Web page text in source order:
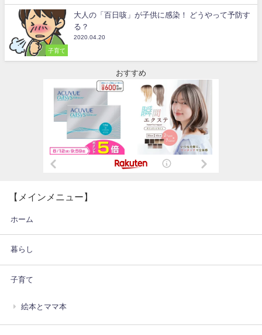
子育て
大人の「百日咳」が子供に感染！ どうやって予防す
る？
2020.04.20
おすすめ
【メインメニュー】
ホーム
暮らし
子育て
絵本とママ本